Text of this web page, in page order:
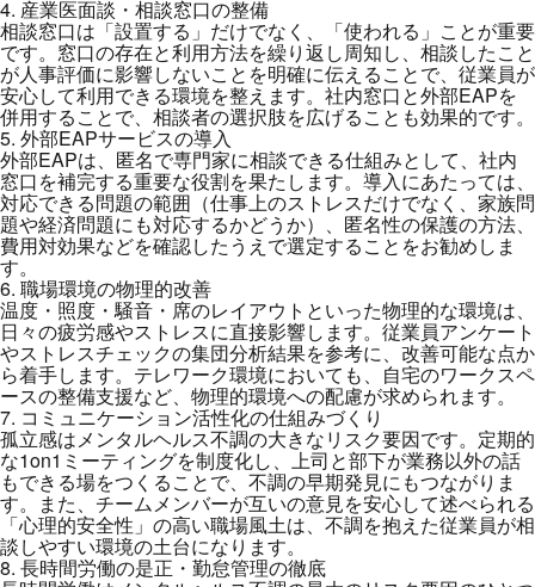
4. 産業医面談・相談窓口の整備
相談窓口は「設置する」だけでなく、「使われる」ことが重要
です。窓口の存在と利用方法を繰り返し周知し、相談したこと
が人事評価に影響しないことを明確に伝えることで、従業員が
安心して利用できる環境を整えます。社内窓口と外部EAPを
併用することで、相談者の選択肢を広げることも効果的です。
5. 外部EAPサービスの導入
外部EAPは、匿名で専門家に相談できる仕組みとして、社内
窓口を補完する重要な役割を果たします。導入にあたっては、
対応できる問題の範囲（仕事上のストレスだけでなく、家族問
題や経済問題にも対応するかどうか）、匿名性の保護の方法、
費用対効果などを確認したうえで選定することをお勧めしま
す。
6. 職場環境の物理的改善
温度・照度・騒音・席のレイアウトといった物理的な環境は、
日々の疲労感やストレスに直接影響します。従業員アンケート
やストレスチェックの集団分析結果を参考に、改善可能な点か
ら着手します。テレワーク環境においても、自宅のワークスペ
ースの整備支援など、物理的環境への配慮が求められます。
7. コミュニケーション活性化の仕組みづくり
孤立感はメンタルヘルス不調の大きなリスク要因です。定期的
な1on1ミーティングを制度化し、上司と部下が業務以外の話
もできる場をつくることで、不調の早期発見にもつながりま
す。また、チームメンバーが互いの意見を安心して述べられる
「心理的安全性」の高い職場風土は、不調を抱えた従業員が相
談しやすい環境の土台になります。
8. 長時間労働の是正・勤怠管理の徹底